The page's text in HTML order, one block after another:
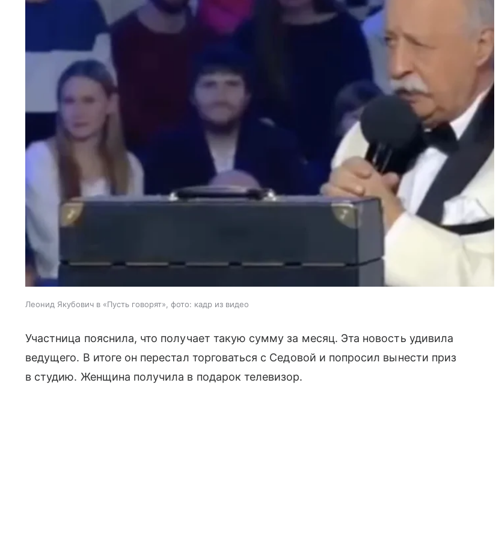
Леонид Якубович в «Пусть говорят», фото: кадр из видео
Участница пояснила, что получает такую сумму за месяц. Эта новость удивила
ведущего. В итоге он перестал торговаться с Седовой и попросил вынести приз
в студию. Женщина получила в подарок телевизор.